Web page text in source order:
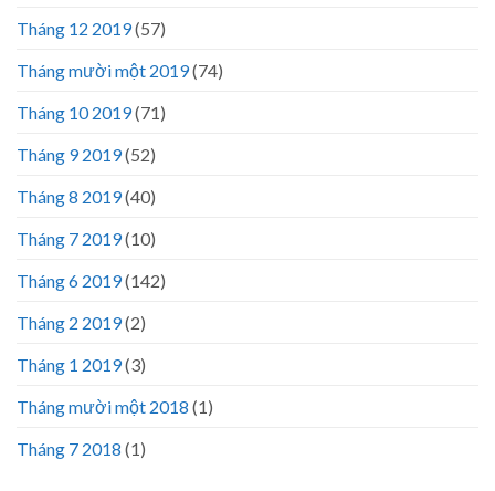
Tháng 12 2019(57)
Tháng mười một 2019(74)
Tháng 10 2019(71)
Tháng 9 2019(52)
Tháng 8 2019(40)
Tháng 7 2019(10)
Tháng 6 2019(142)
Tháng 2 2019(2)
Tháng 1 2019(3)
Tháng mười một 2018 (1)
Tháng 7 2018 (1)